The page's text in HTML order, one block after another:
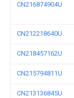
CN216874904U
CN212218640U
CN218457162U
CN215794811U
CN213136845U